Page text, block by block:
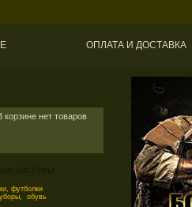
ОПЛАТА И ДОСТАВКА
корзине нет товаров
футболки
обувь